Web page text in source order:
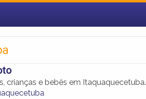
crianças e bebês em Itaquaquecetuba.